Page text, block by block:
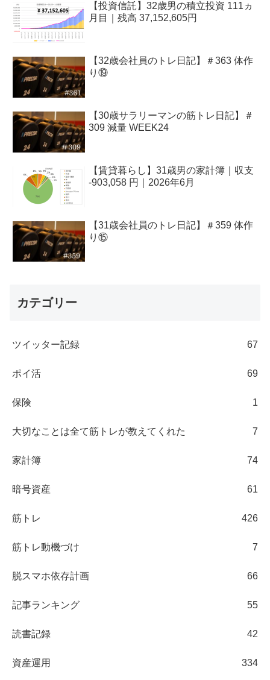
【投資信託】32歳男の積立投資 111ヵ
月目｜残高 37,152,605円
【32歳会社員のトレ日記】＃363 体作
り⑲
【30歳サラリーマンの筋トレ日記】＃
309 減量 WEEK24
【賃貸暮らし】31歳男の家計簿｜収支
-903,058 円｜2026年6月
【31歳会社員のトレ日記】＃359 体作
り⑮
カテゴリー
ツイッター記録 67
ポイ活 69
保険 1
大切なことは全て筋トレが教えてくれた 7
家計簿 74
暗号資産 61
筋トレ 426
筋トレ動機づけ 7
脱スマホ依存計画 66
記事ランキング 55
読書記録 42
資産運用 334